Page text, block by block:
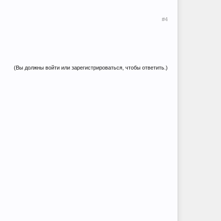
#4
(Вы должны войти или зарегистрироваться, чтобы ответить.)